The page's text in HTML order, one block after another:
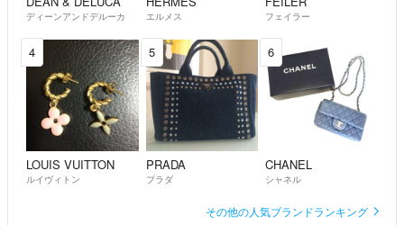
すが別々にご購入頂く場合もございます。
■ご購入意志のないコメント・冷やかし・嫌がらせ・暇潰しのコメント
だと判断した場合は措置を取ります。
■喫煙者、ペットはおりません。
■購入後にお客様ご都合での返品・交換はお受けしておりません。
ディーンアンドデルーカ エルメス フェイラー
4
LOUIS VUITTON
ルイヴィトン
5
PRADA
プラダ
6
CHANEL
シャネル
その他の人気ブランドランキング